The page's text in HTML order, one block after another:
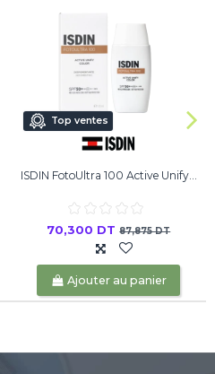
Top ventes
ISDIN FotoUltra 100 Active Unify...
70,300 DT87,875 DT
Ajouter au panier